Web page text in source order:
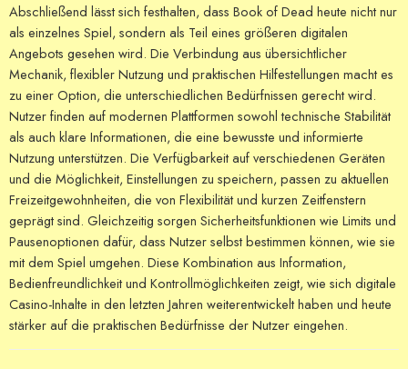
Abschließend lässt sich festhalten, dass Book of Dead heute nicht nur
als einzelnes Spiel, sondern als Teil eines größeren digitalen
Angebots gesehen wird. Die Verbindung aus übersichtlicher
Mechanik, flexibler Nutzung und praktischen Hilfestellungen macht es
zu einer Option, die unterschiedlichen Bedürfnissen gerecht wird.
Nutzer finden auf modernen Plattformen sowohl technische Stabilität
als auch klare Informationen, die eine bewusste und informierte
Nutzung unterstützen. Die Verfügbarkeit auf verschiedenen Geräten
und die Möglichkeit, Einstellungen zu speichern, passen zu aktuellen
Freizeitgewohnheiten, die von Flexibilität und kurzen Zeitfenstern
geprägt sind. Gleichzeitig sorgen Sicherheitsfunktionen wie Limits und
Pausenoptionen dafür, dass Nutzer selbst bestimmen können, wie sie
mit dem Spiel umgehen. Diese Kombination aus Information,
Bedienfreundlichkeit und Kontrollmöglichkeiten zeigt, wie sich digitale
Casino-Inhalte in den letzten Jahren weiterentwickelt haben und heute
stärker auf die praktischen Bedürfnisse der Nutzer eingehen.